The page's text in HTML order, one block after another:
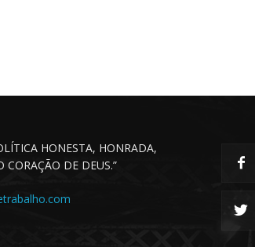
HONESTA, HONRADA,
CORAÇÃO DE DEUS.”